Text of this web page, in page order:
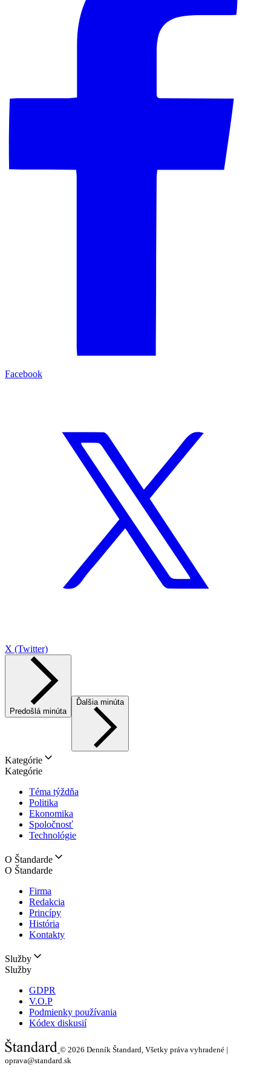
Facebook
X (Twitter)
Predošlá minúta
Ďalšia minúta
Kategórie
Kategórie
Téma týždňa
Politika
Ekonomika
Spoločnosť
Technológie
O Štandarde
O Štandarde
Firma
Redakcia
Princípy
História
Kontakty
Služby
Služby
GDPR
V.O.P
Podmienky používania
Kódex diskusií
© 2026 Denník Štandard, Všetky práva vyhradené |
oprava@standard.sk